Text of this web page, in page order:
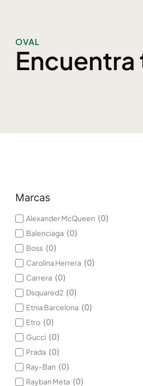
OVAL
Encuentra
Marcas
Alexander McQueen (0)
Balenciaga (0)
Boss (0)
Carolina Herrera (0)
Carrera (0)
Dsquared2 (0)
Etnia Barcelona (0)
Etro (0)
Gucci (0)
Prada (0)
Ray-Ban (0)
Rayban Meta (0)